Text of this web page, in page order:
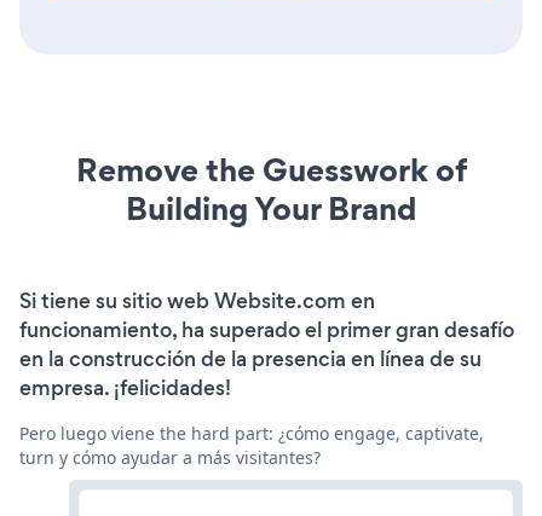
Remove the Guesswork of
Building Your Brand
Si tiene su sitio web Website.com en
funcionamiento, ha superado el primer gran desafío
en la construcción de la presencia en línea de su
empresa. ¡felicidades!
Pero luego viene the hard part: ¿cómo engage, captivate,
turn y cómo ayudar a más visitantes?